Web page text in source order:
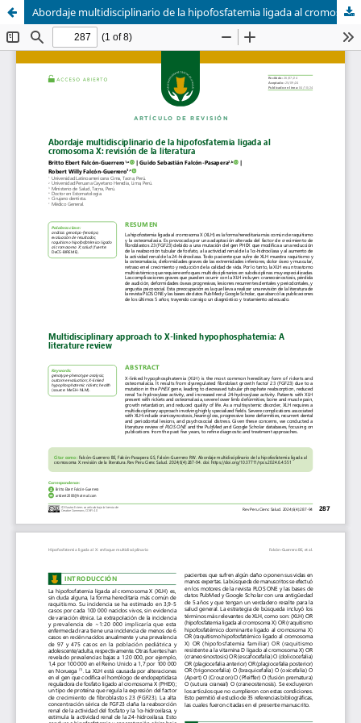
Abordaje multidisciplinario de la hipofosfatemia ligada al cromosoma X: revisión de la literatura